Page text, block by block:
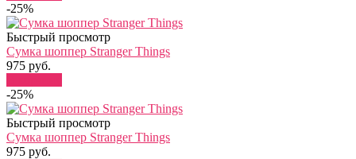
-25%
Быстрый просмотр
Сумка шоппер Stranger Things
975 руб.
-25%
Быстрый просмотр
Сумка шоппер Stranger Things
975 руб.